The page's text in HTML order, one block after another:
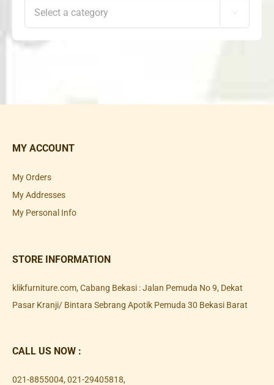

MY ACCOUNT
My Orders
My Addresses
My Personal Info
STORE INFORMATION
klikfurniture.com, Cabang Bekasi : Jalan Pemuda No 9, Dekat
Pasar Kranji/ Bintara Sebrang Apotik Pemuda 30 Bekasi Barat
CALL US NOW :
021-8855004, 021-29405818,